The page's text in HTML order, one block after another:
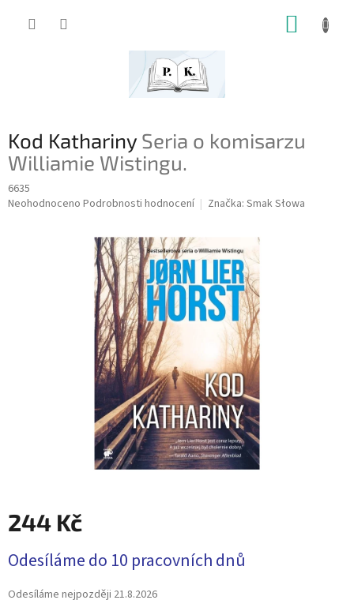
Kod Kathariny Seria o komisarzu
Williamie Wistingu.
6635
Průměrné
Neohodnoceno Podrobnosti hodnocení Značka: Smak Słowa
244 Kč
cena:
Odesíláme do 10 pracovních dnů
Odesíláme nejpozději 21.8.2026